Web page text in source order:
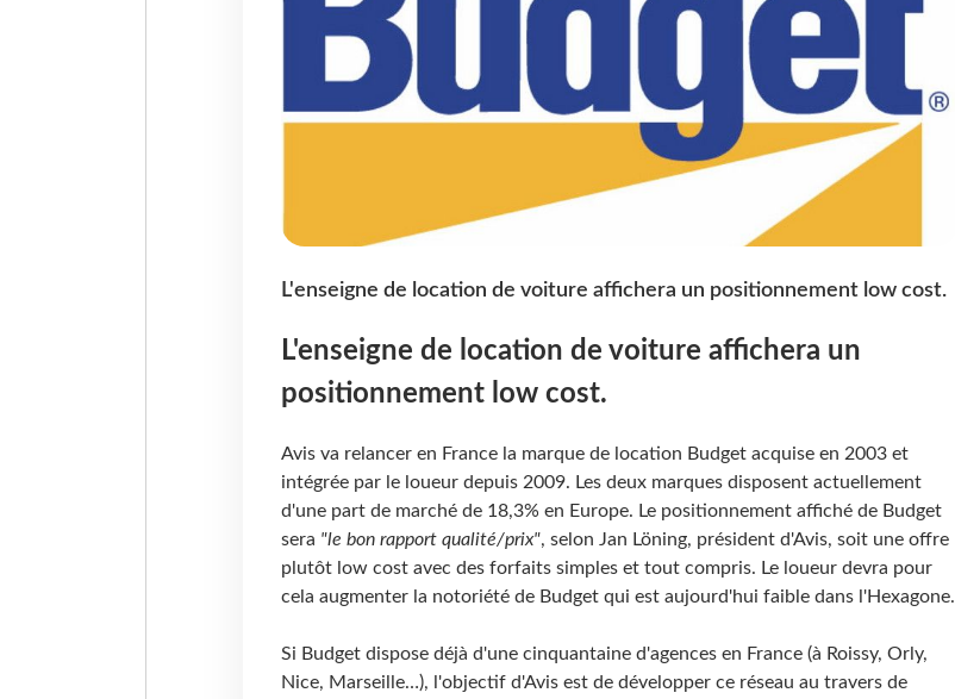
L'enseigne de location de voiture affichera un positionnement low cost.
L'enseigne de location de voiture affichera un
positionnement low cost.
Avis va relancer en France la marque de location Budget acquise en 2003 et
intégrée par le loueur depuis 2009. Les deux marques disposent actuellement
d'une part de marché de 18,3% en Europe. Le positionnement affiché de Budget
sera "le bon rapport qualité/prix", selon Jan Löning, président d'Avis, soit une offre
plutôt low cost avec des forfaits simples et tout compris. Le loueur devra pour
cela augmenter la notoriété de Budget qui est aujourd'hui faible dans l'Hexagone.
Si Budget dispose déjà d'une cinquantaine d'agences en France (à Roissy, Orly,
Nice, Marseille…), l'objectif d'Avis est de développer ce réseau au travers de